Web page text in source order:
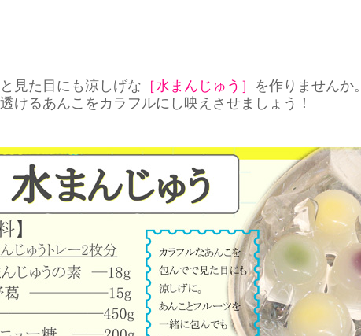
見た目にも涼しげな ［水まんじゅう］ を作りませんか。
けるあんこをカラフルにし映えさせましょう！